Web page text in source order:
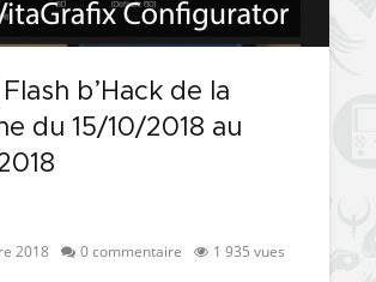
Flash b’Hack de la
du 15/10/2018 au
2018 0 commentaire 1 935 vues